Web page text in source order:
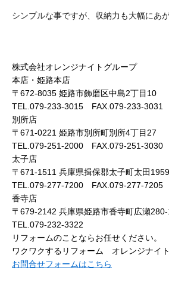
シンプルな事ですが、収納力も大幅にあが
株式会社オレンジナイトグループ
本店・姫路本店
〒672-8035 姫路市飾磨区中島2丁目10
TEL.079-233-3015 FAX.079-233-3031
別所店
〒671-0221 姫路市別所町別所4丁目27
TEL.079-251-2000 FAX.079-251-3030
太子店
〒671-1511 兵庫県揖保郡太子町太田1959
TEL.079-277-7200 FAX.079-277-7205
香寺店
〒679-2142 兵庫県姫路市香寺町広瀬280-
TEL.079-232-3322
リフォームのことならお任せください。
ワクワクするリフォーム オレンジナイト
お問合せフォームはこちら